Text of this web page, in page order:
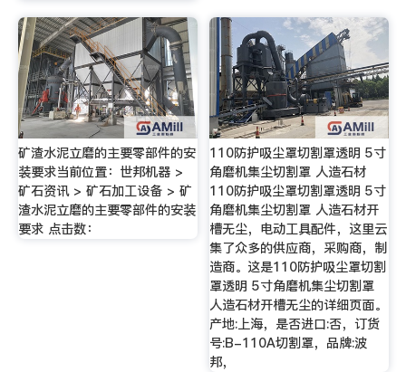
矿渣水泥立磨的主要零部件的安
装要求当前位置：世邦机器 >
矿石资讯 > 矿石加工设备 > 矿
渣水泥立磨的主要零部件的安装
要求 点击数：
110防护吸尘罩切割罩透明 5寸
角磨机集尘切割罩 人造石材
110防护吸尘罩切割罩透明 5寸
角磨机集尘切割罩 人造石材开
槽无尘，电动工具配件，这里云
集了众多的供应商，采购商，制
造商。这是110防护吸尘罩切割
罩透明 5寸角磨机集尘切割罩
人造石材开槽无尘的详细页面。
产地:上海，是否进口:否，订货
号:B-110A切割罩，品牌:波
邦，